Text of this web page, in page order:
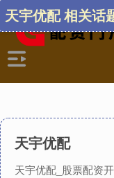
天宇优配
天宇优配_股票配资
天宇优配 相关话